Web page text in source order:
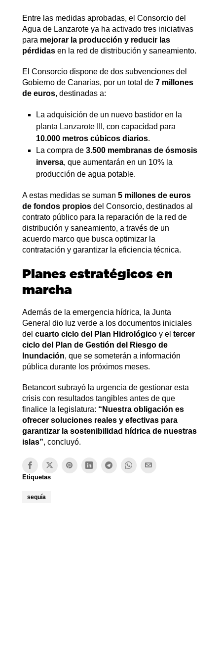
Entre las medidas aprobadas, el Consorcio del
Agua de Lanzarote ya ha activado tres iniciativas
para mejorar la producción y reducir las
pérdidasen la red de distribución y saneamiento.
El Consorcio dispone de dos subvenciones del
Gobierno de Canarias, por un total de 7 millones
de euros, destinadas a:
La adquisición de un nuevo bastidor en la
planta Lanzarote III, con capacidad para
10.000 metros cúbicos diarios.
La compra de 3.500 membranas de ósmosis
inversa, que aumentarán en un 10% la
producción de agua potable.
A estas medidas se suman 5 millones de euros
de fondos propiosdel Consorcio, destinados al
contrato público para la reparación de la red de
distribución y saneamiento, a través de un
acuerdo marco que busca optimizar la
contratación y garantizar la eficiencia técnica.
Planes estratégicos en
marcha
Además de la emergencia hídrica, la Junta
General dio luz verde a los documentos iniciales
del cuarto ciclo del Plan Hidrológicoy el tercer
ciclo del Plan de Gestión del Riesgo de
Inundación, que se someterán a información
pública durante los próximos meses.
Betancort subrayó la urgencia de gestionar esta
crisis con resultados tangibles antes de que
finalice la legislatura: “Nuestra obligación es
ofrecer soluciones reales y efectivas para
garantizar la sostenibilidad hídrica de nuestras
islas”, concluyó.
Etiquetas
sequía